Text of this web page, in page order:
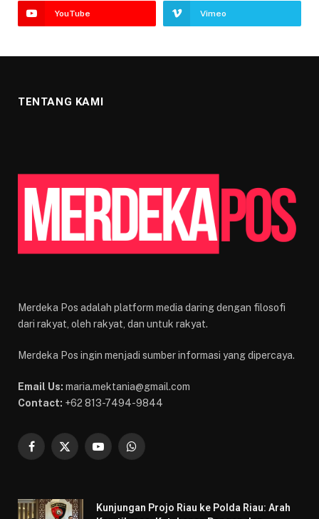
YouTube Vimeo
TENTANG KAMI
Merdeka Pos adalah platform media daring dengan filosofi
dari rakyat, oleh rakyat, dan untuk rakyat.
Merdeka Pos ingin menjadi sumber informasi yang dipercaya.
Email Us: maria.mektania@gmail.com
Contact: +62 813-7494-9844
Facebook
X
YouTubeWhatsApp
Kunjungan Projo Riau ke Polda Riau: Arah